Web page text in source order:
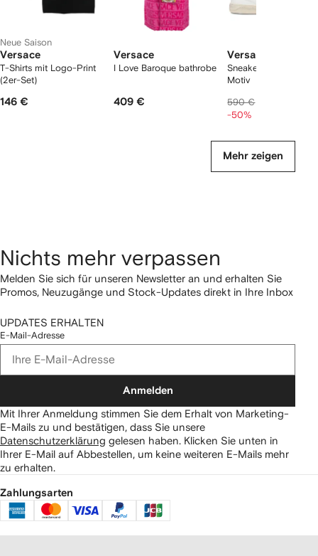
Neue Saison
Versace
T-Shirts mit Logo-Print
(2er-Set)
146 €
Versace
I Love Baroque bathrobe
409 €
Versace
Sneakers mit Greca-
Motiv
590 €
-50%
Mehr zeigen
Nichts mehr verpassen
Melden Sie sich für unseren Newsletter an und erhalten Sie
Promos, Neuzugänge und Stock-Updates direkt in Ihre Inbox
UPDATES ERHALTEN
E-Mail-Adresse
Anmelden
Mit Ihrer Anmeldung stimmen Sie dem Erhalt von Marketing-
E-Mails zu und bestätigen, dass Sie unsere
Datenschutzerklärung gelesen haben. Klicken Sie unten in
Ihrer E-Mail auf Abbestellen, um keine weiteren E-Mails mehr
zu erhalten.
Zahlungsarten